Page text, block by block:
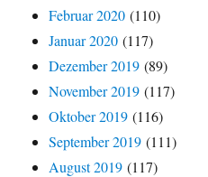
Februar 2020 (110)
Januar 2020 (117)
Dezember 2019 (89)
November 2019 (117)
Oktober 2019 (116)
September 2019 (111)
August 2019 (117)